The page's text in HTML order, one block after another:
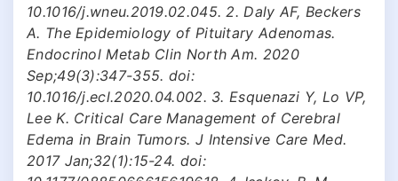
10.1016/j.wneu.2019.02.045. 2. Daly AF, Beckers
A. The Epidemiology of Pituitary Adenomas.
Endocrinol Metab Clin North Am. 2020
Sep;49(3):347-355. doi:
10.1016/j.ecl.2020.04.002. 3. Esquenazi Y, Lo VP,
Lee K. Critical Care Management of Cerebral
Edema in Brain Tumors. J Intensive Care Med.
2017 Jan;32(1):15-24. doi: